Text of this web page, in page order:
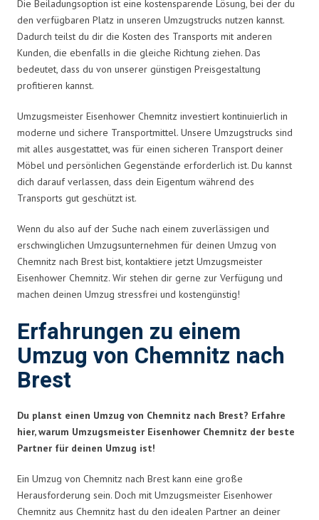
Die Beiladungsoption ist eine kostensparende Lösung, bei der du
den verfügbaren Platz in unseren Umzugstrucks nutzen kannst.
Dadurch teilst du dir die Kosten des Transports mit anderen
Kunden, die ebenfalls in die gleiche Richtung ziehen. Das
bedeutet, dass du von unserer günstigen Preisgestaltung
profitieren kannst.
Umzugsmeister Eisenhower Chemnitz investiert kontinuierlich in
moderne und sichere Transportmittel. Unsere Umzugstrucks sind
mit alles ausgestattet, was für einen sicheren Transport deiner
Möbel und persönlichen Gegenstände erforderlich ist. Du kannst
dich darauf verlassen, dass dein Eigentum während des
Transports gut geschützt ist.
Wenn du also auf der Suche nach einem zuverlässigen und
erschwinglichen Umzugsunternehmen für deinen Umzug von
Chemnitz nach Brest bist, kontaktiere jetzt Umzugsmeister
Eisenhower Chemnitz. Wir stehen dir gerne zur Verfügung und
machen deinen Umzug stressfrei und kostengünstig!
Erfahrungen zu einem
Umzug von Chemnitz nach
Brest
Du planst einen Umzug von Chemnitz nach Brest? Erfahre
hier, warum Umzugsmeister Eisenhower Chemnitz der beste
Partner für deinen Umzug ist!
Ein Umzug von Chemnitz nach Brest kann eine große
Herausforderung sein. Doch mit Umzugsmeister Eisenhower
Chemnitz aus Chemnitz hast du den idealen Partner an deiner